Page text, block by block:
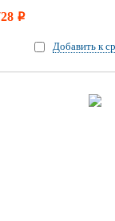
i
Добавить к